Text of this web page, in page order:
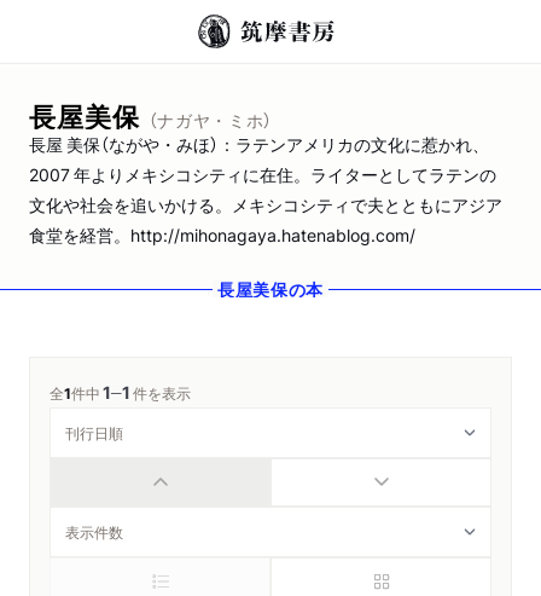
長屋美保 （ナガヤ・ミホ）
長屋 美保（ながや・みほ）：ラテンアメリカの文化に惹かれ、
2007 年よりメキシコシティに在住。ライターとしてラテンの
文化や社会を追いかける。メキシコシティで夫とともにアジア
食堂を経営。http://mihonagaya.hatenablog.com/
長屋美保の本
全1件中1─1件を表示